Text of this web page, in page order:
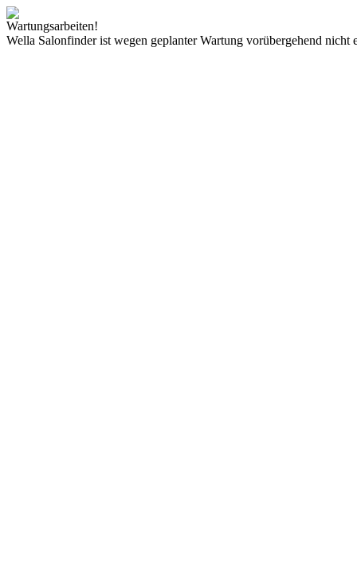
Wartungsarbeiten!
Wella Salonfinder ist wegen geplanter Wartung vorübergehend